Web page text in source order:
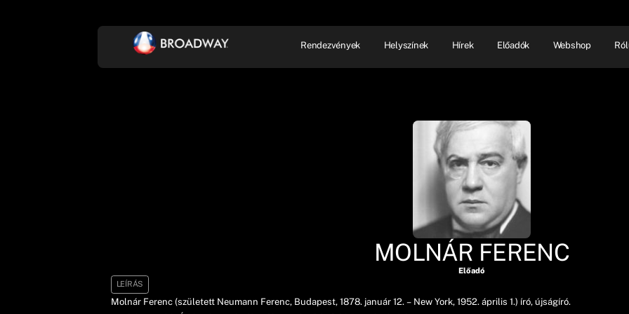
Rendezvények Helyszínek Hírek Előadók Webshop
MOLNÁR FERENC
Előadó
LEÍRÁS
Molnár Ferenc (született Neumann Ferenc, Budapest, 1878. január 12. – New York, 1952. április 1.) író, újságíró.